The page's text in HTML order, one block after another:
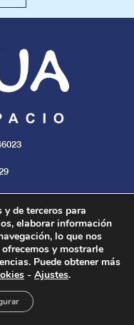
2024.
Privacidad
de terceros para
elaborar información
lo que nos
y mostrarle
Puede obtener más
- Ajustes.